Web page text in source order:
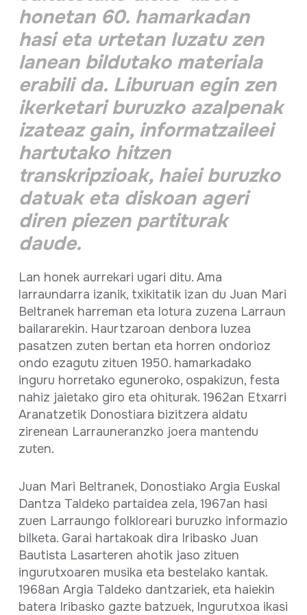
honetan 60. hamarkadan
hasi eta urtetan luzatu zen
lanean bildutako materiala
erabili da. Liburuan egin zen
ikerketari buruzko azalpenak
izateaz gain, informatzaileei
hartutako hitzen
transkripzioak, haiei buruzko
datuak eta diskoan ageri
diren piezen partiturak
daude.
Lan honek aurrekari ugari ditu. Ama
larraundarra izanik, txikitatik izan du Juan Mari
Beltranek harreman eta lotura zuzena Larraun
bailararekin. Haurtzaroan denbora luzea
pasatzen zuten bertan eta horren ondorioz
ondo ezagutu zituen 1950. hamarkadako
inguru horretako eguneroko, ospakizun, festa
nahiz jaietako giro eta ohiturak. 1962an Etxarri
Aranatzetik Donostiara bizitzera aldatu
zirenean Larrauneranzko joera mantendu
zuten.
Juan Mari Beltranek, Donostiako Argia Euskal
Dantza Taldeko partaidea zela, 1967an hasi
zuen Larraungo folkloreari buruzko informazio
bilketa. Garai hartakoak dira Iribasko Juan
Bautista Lasarteren ahotik jaso zituen
ingurutxoaren musika eta bestelako kantak.
1968an Argia Taldeko dantzariek, eta haiekin
batera Iribasko gazte batzuek, Ingurutxoa ikasi